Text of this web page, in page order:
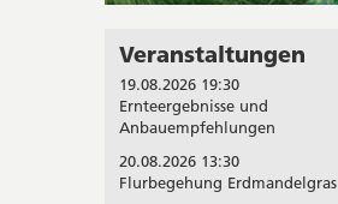
Veranstaltungen
19.08.2026 19:30
Ernteergebnisse und
Anbauempfehlungen
20.08.2026 13:30
Flurbegehung Erdmandelgras